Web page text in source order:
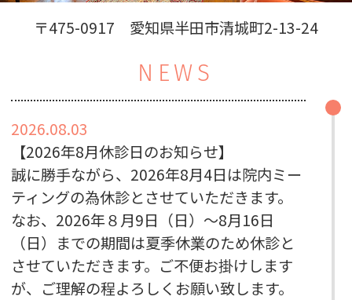
〒475-0917 愛知県半田市清城町2-13-24
NEWS
2026.08.03
【2026年8月休診日のお知らせ】
誠に勝手ながら、2026年8月4日は院内ミー
ティングの為休診とさせていただきます。
なお、2026年８月9日（日）～8月16日
（日）までの期間は夏季休業のため休診と
させていただきます。ご不便お掛けします
が、ご理解の程よろしくお願い致します。